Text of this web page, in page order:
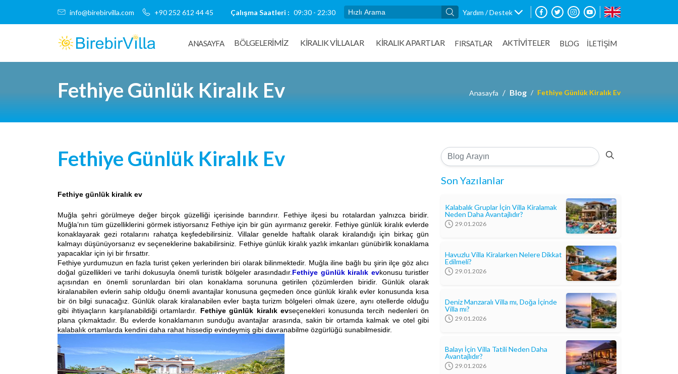
info@birebirvilla.com +90 252 612 44 45 Çalışma Saatleri : 09:30 - 22:30 Yardım / Destek
ANASAYFA BÖLGELERİMİZ KIRALIK VILLALAR KİRALIK APARTLAR FIRSATLAR AKTİVİTELER BLOG İLETİŞİM
Fethiye Günlük Kiralık Ev Anasayfa Blog Fethiye Günlük Kiralık Ev
Fethiye Günlük Kiralık Ev
Fethiye günlük kiralık ev
Muğla şehri görülmeye değer birçok güzelliği içerisinde barındırır. Fethiye ilçesi bu rotalardan yalnızca biridir.
Muğla’nın tüm güzelliklerini görmek istiyorsanız Fethiye için bir gün ayırmanız gerekir. Fethiye günlük kiralık evlerde
konaklayarak gezi rotalarını rahatça keşfedebilirsiniz. Villalar genelde haftalık olarak kiralandığı için birkaç gün
kalmayı düşünüyorsanız ev seçeneklerine bakabilirsiniz. Fethiye günlük kiralık yazlık imkanları günübirlik konaklama
yapacaklar için iyi bir fırsattır.
Fethiye yurdumuzun en fazla turist çeken yerlerinden biri olarak bilinmektedir. Muğla iline bağlı bu şirin ilçe göz alıcı
doğal güzellikleri ve tarihi dokusuyla önemli turistik bölgeler arasındadır. Fethiye günlük kiralık evkonusu turistler
açısından en önemli sorunlardan biri olan konaklama sorununa getirilen çözümlerden biridir. Günlük olarak
kiralanabilen evlerin sahip olduğu önemli avantajlar konusuna geçmeden önce günlük kiralık evler konusunda kısa
bir ön bilgi sunacağız. Günlük olarak kiralanabilen evler başta turizm bölgeleri olmak üzere, aynı otellerde olduğu
gibi ihtiyaçların karşılanabildiği ortamlardır. Fethiye günlük kiralık evseçenekleri konusunda tercih nedenleri ön
plana çıkmaktadır. Bu evlerde konaklamanın sunduğu avantajlar arasında, sakin bir ortamda kalmak ve otel gibi
kalabalık ortamlarda kendini daha rahat hissedip evindeymiş gibi davranabilme özgürlüğü sunabilmesidir.
Son Yazılanlar
Kalabalık Gruplar İçin Villa Kiralamak
Neden Daha Avantajlıdır?
29.01.2026
Havuzlu Villa Kiralarken Nelere Dikkat
Edilmeli?
29.01.2026
Deniz Manzaralı Villa mı, Doğa İçinde
Villa mı?
29.01.2026
Balayı İçin Villa Tatili Neden Daha
Avantajlıdır?
29.01.2026